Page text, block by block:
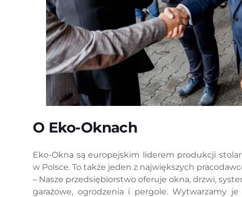
O Eko-Oknach
Eko-Okna są europejskim liderem produkcji
w Polsce. To także jeden z największych
– Nasze przedsiębiorstwo oferuje okna, drzwi,
garażowe, ogrodzenia i pergole. Wytwarzamy